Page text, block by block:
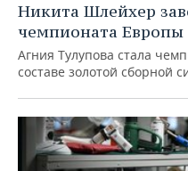
Никита Шлейхер
чемпионата Европы
Агния Тулупова стала
составе золотой сборной